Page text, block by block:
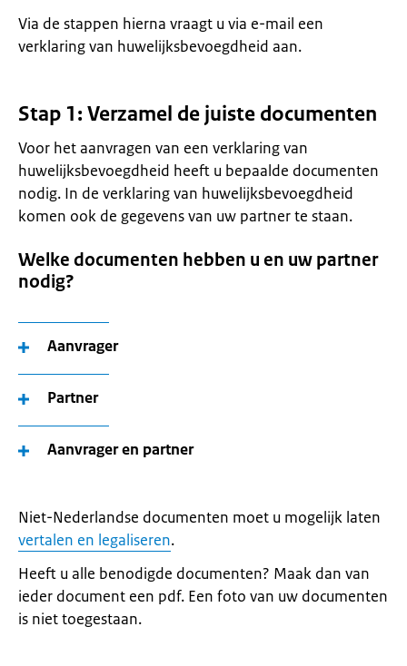
Via de stappen hierna vraagt u via e-mail een
verklaring van huwelijksbevoegdheid aan.
Stap 1: Verzamel de juiste documenten
Voor het aanvragen van een verklaring van
huwelijksbevoegdheid heeft u bepaalde documenten
nodig. In de verklaring van huwelijksbevoegdheid
komen ook de gegevens van uw partner te staan.
Welke documenten hebben u en uw partner
nodig?
Aanvrager
Partner
Aanvrager en partner
Niet-Nederlandse documenten moet u mogelijk laten
vertalen en legaliseren.
Heeft u alle benodigde documenten? Maak dan van
ieder document een pdf. Een foto van uw documenten
is niet toegestaan.